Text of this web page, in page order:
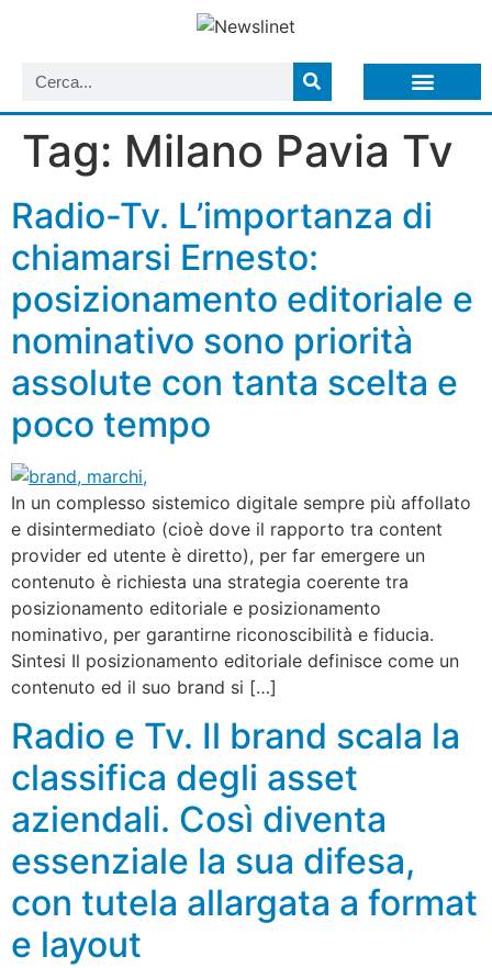
Tag: Milano Pavia Tv
Radio-Tv. L’importanza di
chiamarsi Ernesto:
posizionamento editoriale e
nominativo sono priorità
assolute con tanta scelta e
poco tempo
In un complesso sistemico digitale sempre più affollato
e disintermediato (cioè dove il rapporto tra content
provider ed utente è diretto), per far emergere un
contenuto è richiesta una strategia coerente tra
posizionamento editoriale e posizionamento
nominativo, per garantirne riconoscibilità e fiducia.
Sintesi Il posizionamento editoriale definisce come un
contenuto ed il suo brand si […]
Radio e Tv. Il brand scala la
classifica degli asset
aziendali. Così diventa
essenziale la sua difesa,
con tutela allargata a format
e layout